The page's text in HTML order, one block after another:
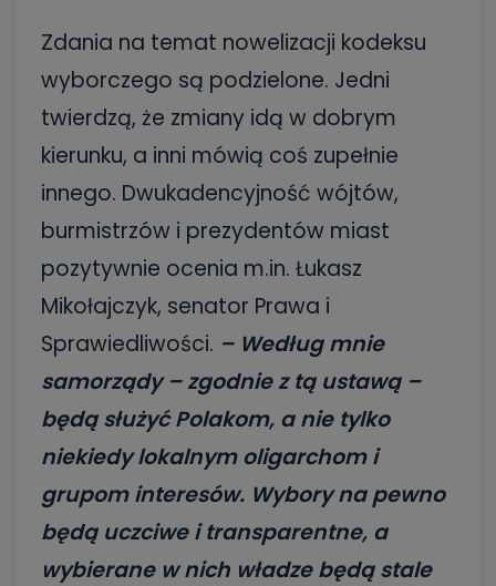
Zdania na temat nowelizacji kodeksu
wyborczego są podzielone. Jedni
twierdzą, że zmiany idą w dobrym
kierunku, a inni mówią coś zupełnie
innego. Dwukadencyjność wójtów,
burmistrzów i prezydentów miast
pozytywnie ocenia m.in. Łukasz
Mikołajczyk, senator Prawa i
Sprawiedliwości. – Według mnie
samorządy – zgodnie z tą ustawą –
będą służyć Polakom, a nie tylko
niekiedy lokalnym oligarchom i
grupom interesów. Wybory na pewno
będą uczciwe i transparentne, a
wybierane w nich władze będą stale